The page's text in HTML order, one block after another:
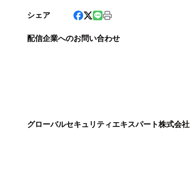
シェア
配信企業へのお問い合わせ
グローバルセキュリティエキスパート株式会社